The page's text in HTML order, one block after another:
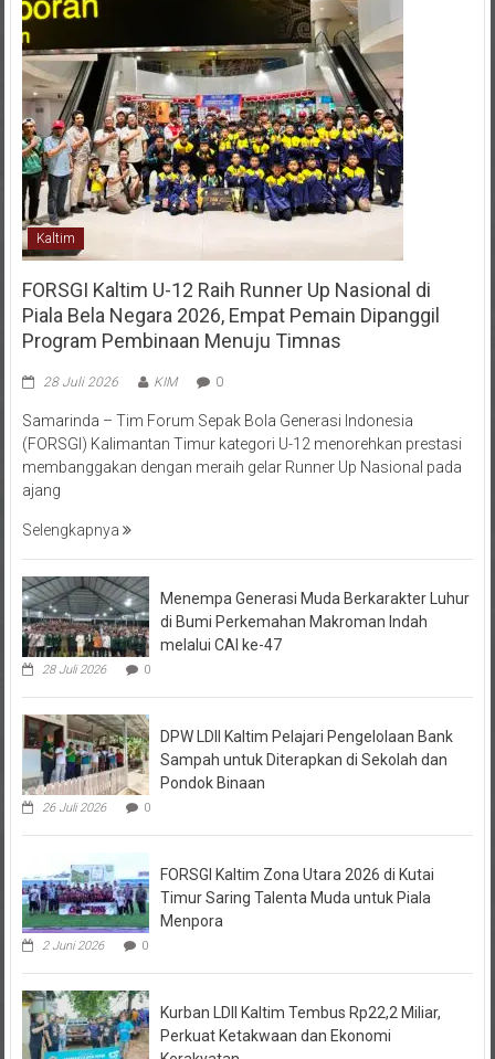
Kaltim
FORSGI Kaltim U-12 Raih Runner Up Nasional di
Piala Bela Negara 2026, Empat Pemain Dipanggil
Program Pembinaan Menuju Timnas
(FORSGI) Kalimantan Timur kategori U-12 menorehkan prestasi
membanggakan dengan meraih gelar Runner Up Nasional pada
ajang
di Bumi Perkemahan Makroman Indah
melalui CAI ke-47
28 Juli 2026 0
Sampah untuk Diterapkan di Sekolah dan
Pondok Binaan
26 Juli 2026 0
Timur Saring Talenta Muda untuk Piala
Menpora
2 Juni 2026 0
Perkuat Ketakwaan dan Ekonomi
Kerakyatan